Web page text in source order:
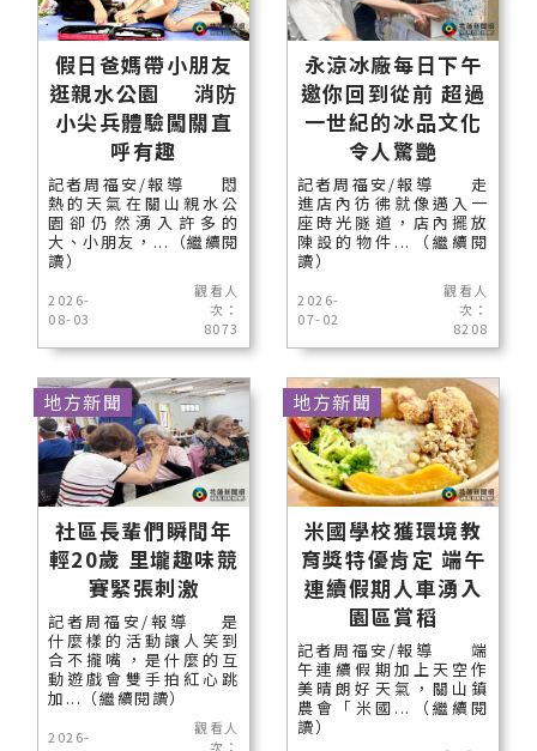
假日爸媽帶小朋友
逛親水公園 消防
小尖兵體驗闖關直
呼有趣
記者周福安/報導 悶
熱的天氣在關山親水公
園卻仍然湧入許多的
大、小朋友，...（繼續閱
讀）
2026-
08-03
觀看人
次：
8073
永涼冰廠每日下午
邀你回到從前 超過
一世紀的冰品文化
令人驚艷
記者周福安/報導 走
進店內彷彿就像邁入一
座時光隧道，店內擺放
陳設的物件...（繼續閱
讀）
2026-
07-02
觀看人
次：
8208
社區長輩們瞬間年
輕20歲 里壠趣味競
賽緊張刺激
記者周福安/報導 是
什麼樣的活動讓人笑到
合不攏嘴，是什麼的互
動遊戲會雙手拍紅心跳
加...（繼續閱讀）
2026-
觀看人
次：
地方新聞
米國學校獲環境教
育獎特優肯定 端午
連續假期人車湧入
園區賞稻
記者周福安/報導 端
午連續假期加上天空作
美晴朗好天氣，關山鎮
農會「米國...（繼續閱
讀）
地方新聞